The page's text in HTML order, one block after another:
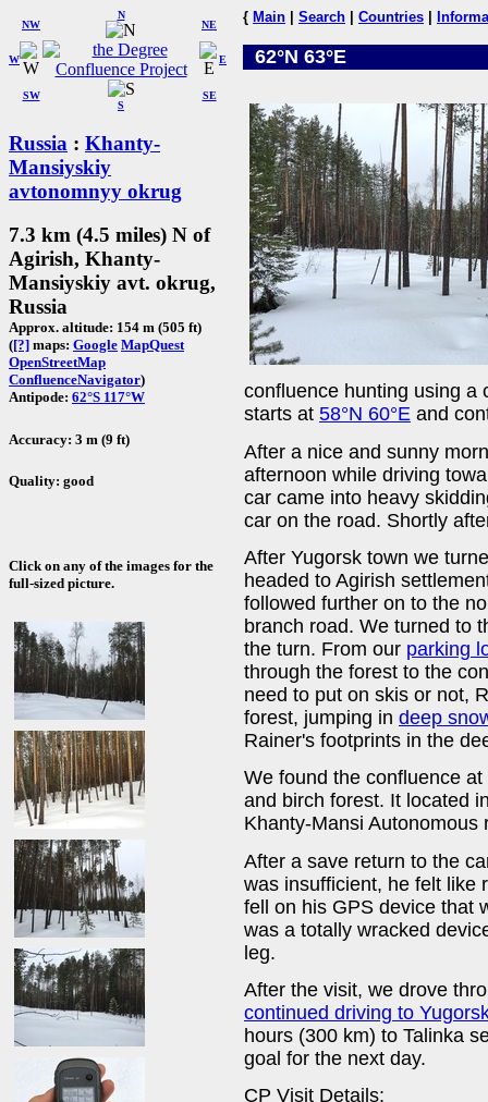
W
NW
N
NE
SW
S
SE
E
Russia : Khanty-
Mansiyskiy
avtonomnyy okrug
7.3 km (4.5 miles) N of
Agirish, Khanty-
Mansiyskiy avt. okrug,
Russia
Approx. altitude: 154 m (505 ft)
([?] maps: Google MapQuest
OpenStreetMap
ConfluenceNavigator)
Antipode: 62°S 117°W
Accuracy: 3 m (9 ft)
Quality: good
Click on any of the images for the
full-sized picture.
{ Main Search Countries
62°N 63°E
confluence hunting using a
starts at 58°N 60°E and
After a nice and sunny
afternoon while driving
car came into heavy
car on the road. Shortly
After Yugorsk town we
headed to Agirish
followed further on to the
branch road. We turned to
the turn. From our parking
through the forest to the
need to put on skis or not,
forest, jumping in deep
Rainer's footprints in the
We found the confluence
and birch forest. It located
Khanty-Mansi Autonomous
After a save return to the
was insufficient, he felt like
fell on his GPS device that
was a totally wracked
leg.
After the visit, we drove
continued driving to
hours (300 km) to Talinka
goal for the next day.
CP Visit Details: